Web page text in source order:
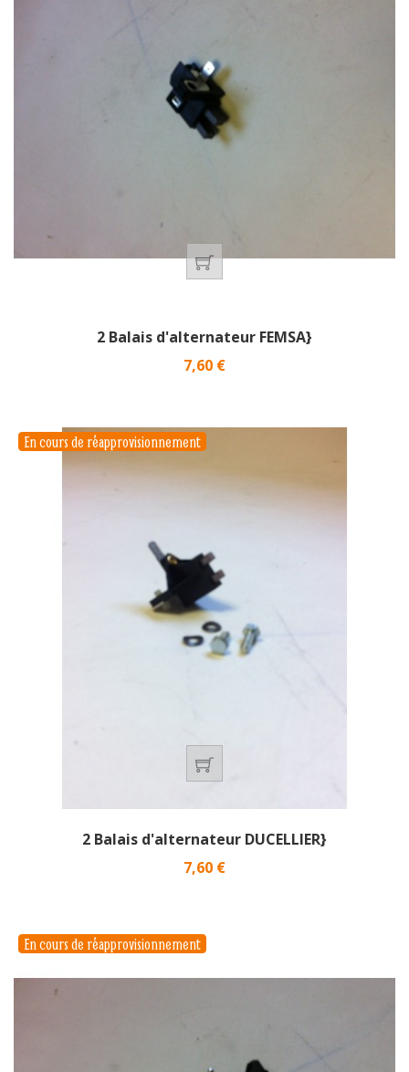
2 Balais d'alternateur FEMSA}
Prix
7,60 €
2 Balais d'alternateur DUCELLIER}
Prix
7,60 €
En cours de réapprovisionnement
En cours de réapprovisionnement